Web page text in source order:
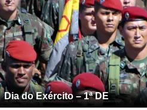
Dia do Exército – 1ª DE